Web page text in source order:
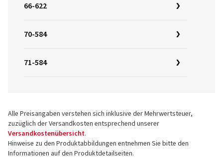
66-622
70-584
71-584
Alle Preisangaben verstehen sich inklusive der Mehrwertsteuer,
zuzüglich der Versandkosten entsprechend unserer
Versandkostenübersicht.
Hinweise zu den Produktabbildungen entnehmen Sie bitte den
Informationen auf den Produktdetailseiten.